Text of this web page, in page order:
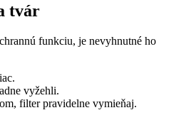
tvár
funkciu, je nevyhnutné ho
vyžehli.
filter pravidelne vymieňaj.